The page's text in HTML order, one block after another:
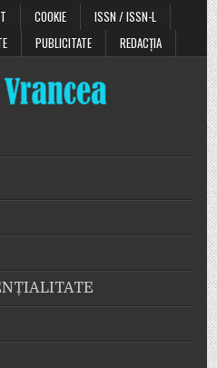
COOKIE
ISSN / ISSN-L
PUBLICITATE REDACȚIA